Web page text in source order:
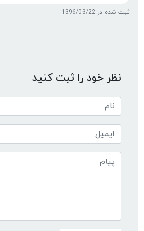
ثبت شده در 1396/03/22
نظر خود را ثبت کنید